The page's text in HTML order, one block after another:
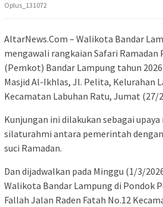
Oplus_131072
AltarNews.Com – Walikota Bandar
mengawali rangkaian Safari
(Pemkot) Bandar Lampung tahun
Masjid Al-Ikhlas, Jl. Pelita, Kelurahan
Kecamatan Labuhan Ratu, Jumat (27/
Kunjungan ini dilakukan sebagai
silaturahmi antara pemerintah
suci Ramadan.
Dan dijadwalkan pada Minggu (1/3/
Walikota Bandar Lampung di Pondok
Fallah Jalan Raden Fatah No.12